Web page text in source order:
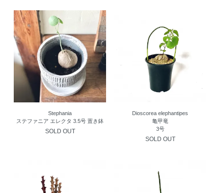
Stephania
ステファニア エレクタ 3.5号 置き鉢
SOLD OUT
Dioscorea elephantipes
亀甲竜
3号
SOLD OUT